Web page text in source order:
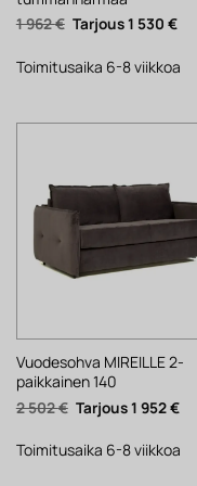
1 962€ Alkuperäinen
hinta
1
962 €.
1 530 €
1
Toimitusaika 6-8 viikkoa
Vuodesohva MIREILLE 2-
paikkainen 140
2 502€ Alkuperäinen
hinta
2
502 €.
1 952€
1
Toimitusaika 6-8 viikkoa